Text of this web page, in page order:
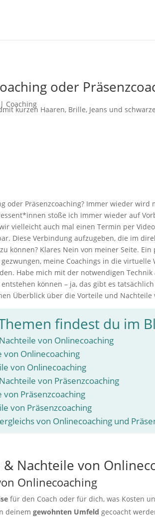
oder
| Coaching
oder Präsenzcoaching? Immer wieder
stoße ich immer wieder auf
vielleicht auch mal einen Termin per
Diese Verbindung aufzugeben, die im
können? Klares Nein von meiner Seite.
meine Coachings in die
Habe mich mit der notwendigen
entstehen können – ja, das gibt es
Überblick über die Vorteile und Nachteile
findest du im
von Onlinecoaching
von Onlinecoaching
von Onlinecoaching
von Präsenzcoaching
von Präsenzcoaching
von Präsenzcoaching
von Onlinecoaching und
Nachteile von
Onlinecoaching
für den Coach oder für dich, was Kosten
deinemgewohnten Umfeld gecoacht